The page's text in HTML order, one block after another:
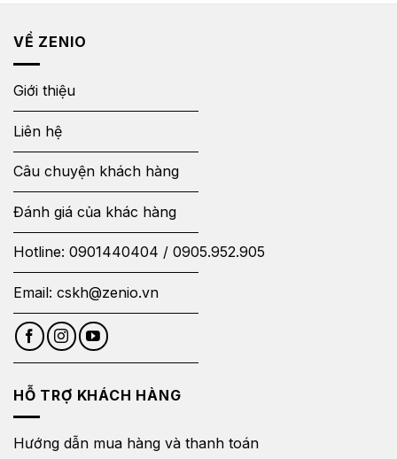
VỀ ZENIO
Giới thiệu
Liên hệ
Câu chuyện khách hàng
Đánh giá của khác hàng
Hotline: 0901440404 / 0905.952.905
Email: cskh@zenio.vn
HỖ TRỢ KHÁCH HÀNG
Hướng dẫn mua hàng và thanh toán